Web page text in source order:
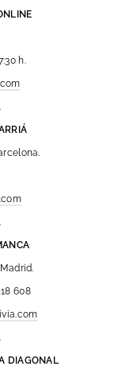
h.
608
DIAGONAL